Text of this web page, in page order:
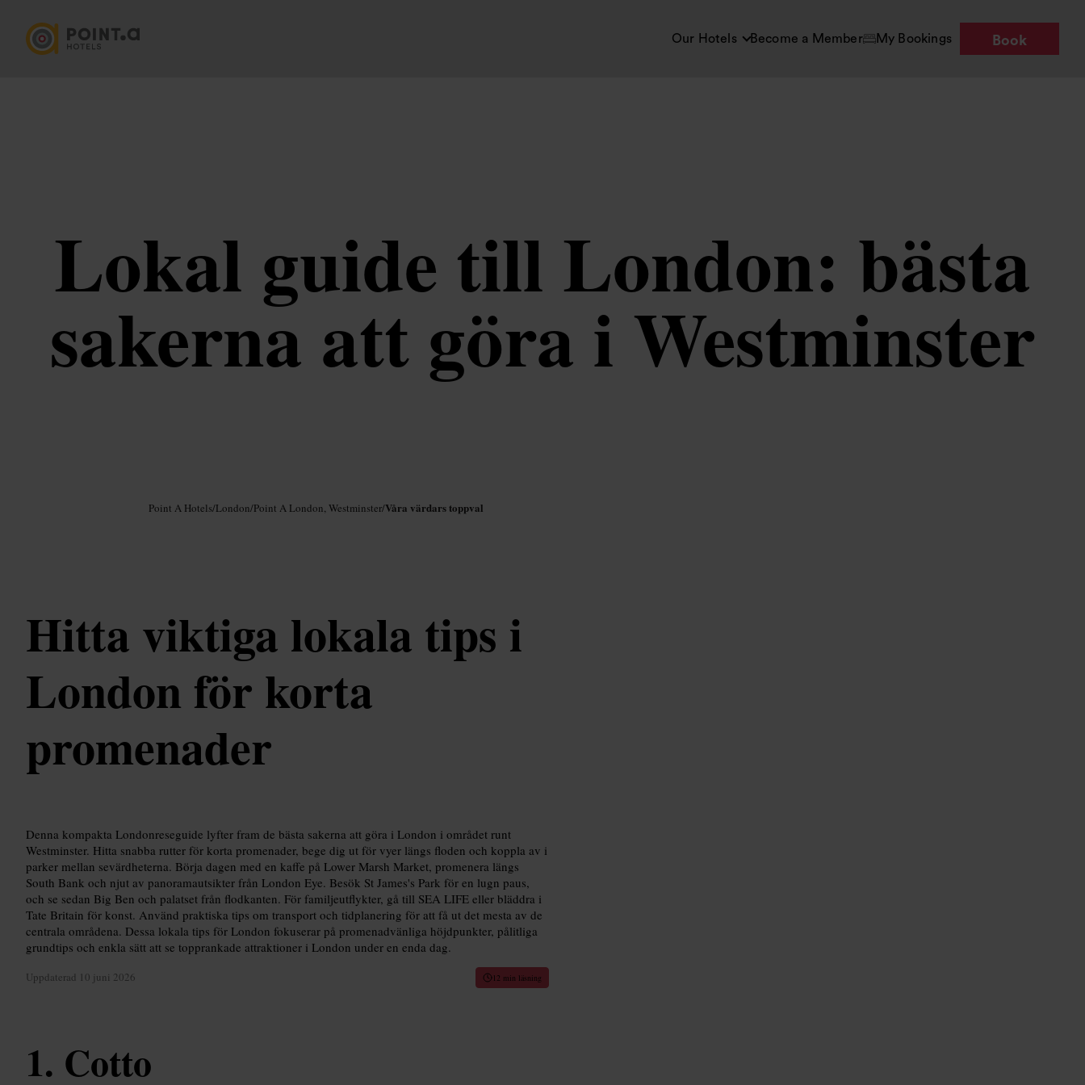
Our Hotels Become a Member My Bookings Book
Lokal guide till London: bästa
sakerna att göra i Westminster
Point A Hotels/London/Point A London, Westminster/Våra värdars toppval
Hitta viktiga lokala tips i
London för korta
promenader
Denna kompakta Londonreseguide lyfter fram de bästa sakerna att göra i London i området runt
Westminster. Hitta snabba rutter för korta promenader, bege dig ut för vyer längs floden och koppla av i
parker mellan sevärdheterna. Börja dagen med en kaffe på Lower Marsh Market, promenera längs
South Bank och njut av panoramautsikter från London Eye. Besök St James's Park för en lugn paus,
och se sedan Big Ben och palatset från flodkanten. För familjeutflykter, gå till SEA LIFE eller bläddra i
Tate Britain för konst. Använd praktiska tips om transport och tidplanering för att få ut det mesta av de
centrala områdena. Dessa lokala tips för London fokuserar på promenadvänliga höjdpunkter, pålitliga
grundtips och enkla sätt att se topprankade attraktioner i London under en enda dag.
Uppdaterad 10 juni 2026 12 min läsning
Cotto